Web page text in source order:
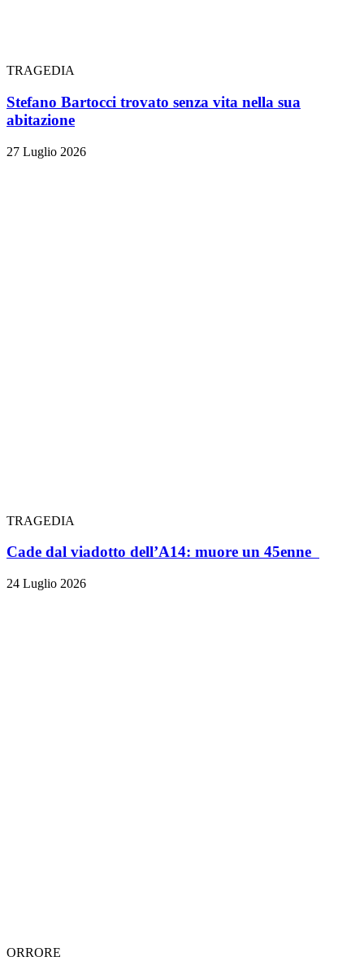
TRAGEDIA
Stefano Bartocci trovato senza vita nella sua
abitazione
27 Luglio 2026
TRAGEDIA
Cade dal viadotto dell’A14: muore un 45enne
24 Luglio 2026
ORRORE